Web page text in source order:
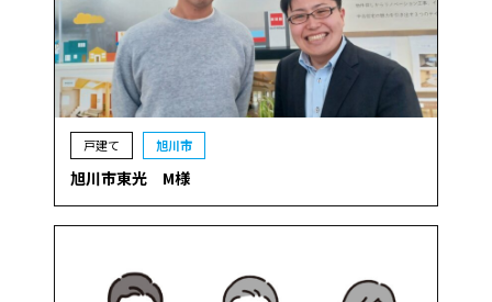
戸建て 旭川市
旭川市東光 M様